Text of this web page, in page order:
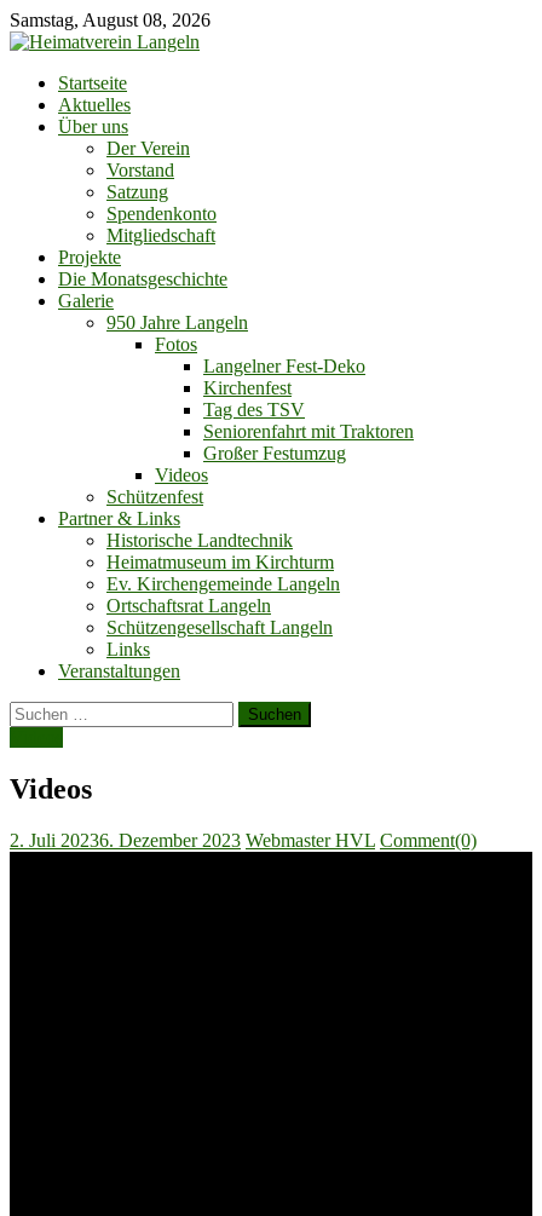
Skip
to
Samstag, August 08, 2026
Startseite
Aktuelles
Über uns
Der Verein
Vorstand
Satzung
Spendenkonto
Mitgliedschaft
Projekte
Die Monatsgeschichte
Galerie
950 Jahre Langeln
Fotos
Langelner Fest-Deko
Kirchenfest
Tag des TSV
Seniorenfahrt mit Traktoren
Großer Festumzug
Videos
Schützenfest
Partner & Links
Historische Landtechnik
Heimatmuseum im Kirchturm
Ev. Kirchengemeinde Langeln
Ortschaftsrat Langeln
Schützengesellschaft Langeln
Links
Veranstaltungen
Suchen
nach:
Videos
Posted
2. Juli 20236. Dezember 2023 Author
Webmaster HVL Comment(0)